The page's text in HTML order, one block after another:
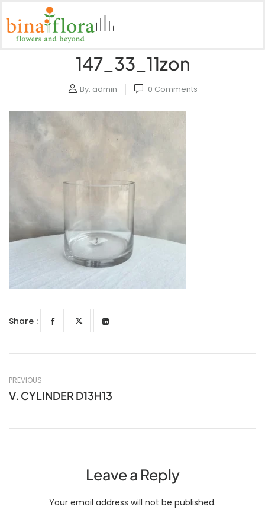
147_33_11zon
By: admin 0 Comments
Share :
PREVIOUS
V. CYLINDER D13H13
Leave a Reply
Your email address will not be published.